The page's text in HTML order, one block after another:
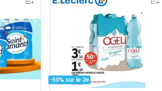
-50% sur le 2e